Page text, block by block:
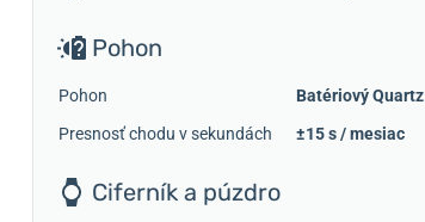
Pohon
Pohon
Batériový Quartz
Presnosť chodu v sekundách
±15 s / mesiac
Ciferník a púzdro